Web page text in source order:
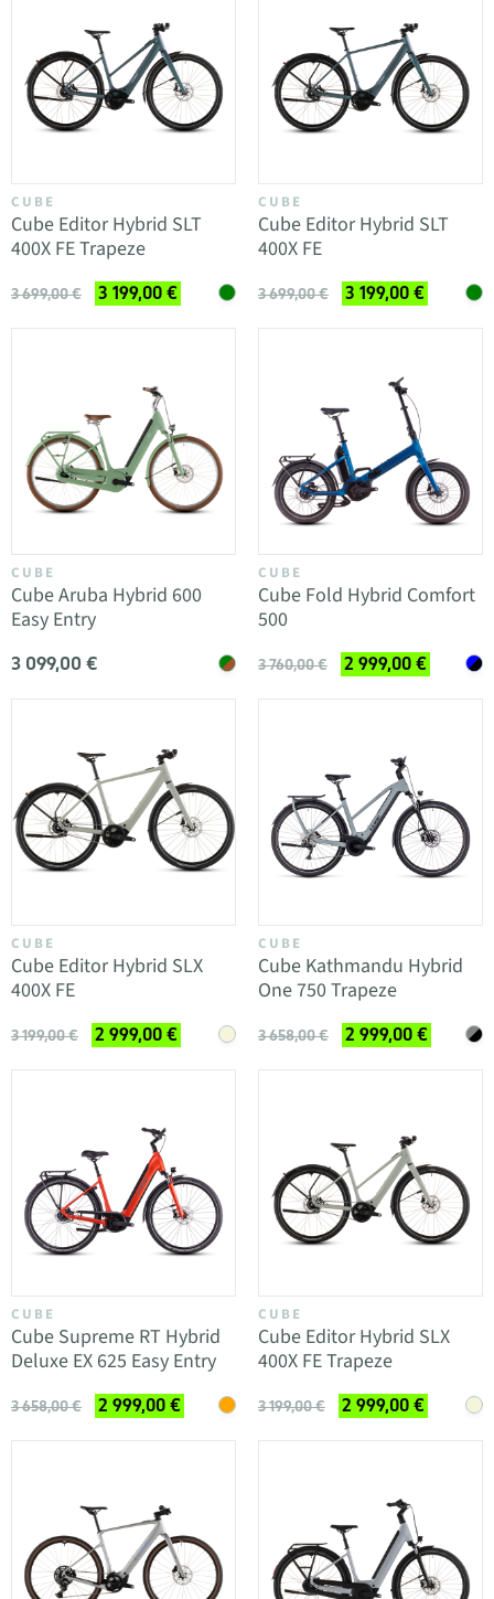
CUBE
Cube Editor Hybrid SLT
400X FE Trapeze
3 699,00 € 3 199,00 €
CUBE
Cube Editor Hybrid SLT
400X FE
3 699,00 € 3 199,00 €
CUBE
Cube Aruba Hybrid 600
Easy Entry
3 099,00 €
CUBE
Cube Fold Hybrid Comfort
500
3 760,00 € 2 999,00 €
CUBE
Cube Editor Hybrid SLX
400X FE
3 199,00 € 2 999,00 €
CUBE
Cube Kathmandu Hybrid
One 750 Trapeze
3 658,00 € 2 999,00 €
CUBE
Cube Supreme RT Hybrid
Deluxe EX 625 Easy Entry
3 658,00 € 2 999,00 €
CUBE
Cube Editor Hybrid SLX
400X FE Trapeze
3 199,00 € 2 999,00 €